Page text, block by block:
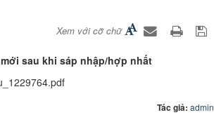
Xem với cỡ chữ
sau khi sáp nhập/hợp nhất
Tác giả: admin